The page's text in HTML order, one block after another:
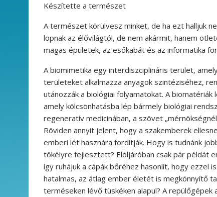
Készítette a természet
A természet körülvesz minket, de ha ezt halljuk
lopnak az élővilágtól, de nem akármit, hanem
magas épületek, az esőkabát és az informatika
A biomimetika egy interdiszciplináris terület,
területeket alkalmazza anyagok szintéziséhez,
utánozzák a biológiai folyamatokat. A
amely kölcsönhatásba lép bármely biológiai
regeneratív medicinában, a szövet
Röviden annyit jelent, hogy a szakemberek
emberi lét hasznára fordítják. Hogy is tudnánk
tökélyre fejlesztett? Elöljáróban csak pár példát
így ruhájuk a cápák bőréhez hasonlít, hogy ezzel
hatalmas, az átlag ember életét is megkönnyítő
terméseken lévő tüskéken alapul? A